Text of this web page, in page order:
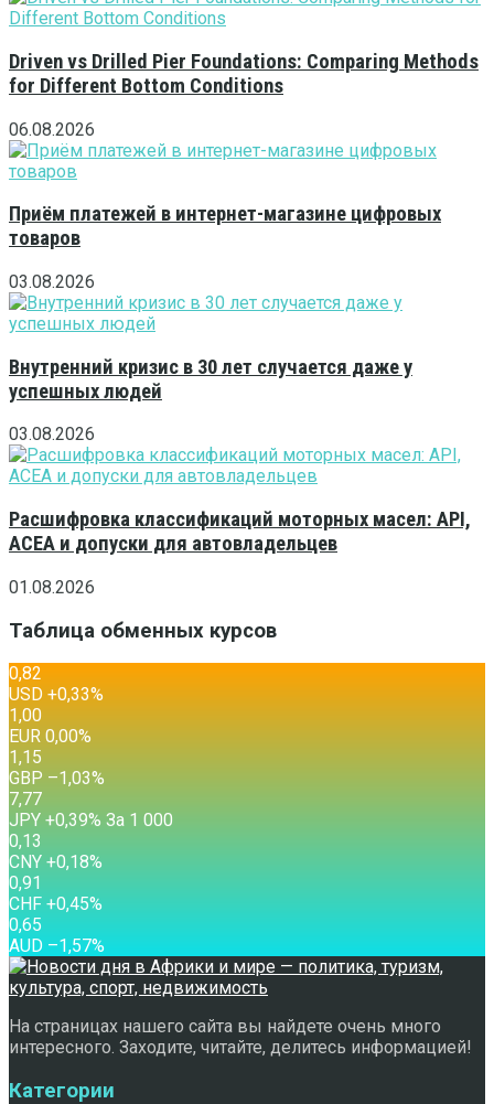
Driven vs Drilled Pier Foundations: Comparing Methods
for Different Bottom Conditions
06.08.2026
Приём платежей в интернет-магазине цифровых
товаров
03.08.2026
Внутренний кризис в 30 лет случается даже у
успешных людей
03.08.2026
Расшифровка классификаций моторных масел: API,
ACEA и допуски для автовладельцев
01.08.2026
Таблица обменных курсов
0,82
USD +0,33%
1,00
EUR 0,00%
1,15
GBP –1,03%
7,77
JPY +0,39% За 1 000
0,13
CNY +0,18%
0,91
CHF +0,45%
0,65
AUD –1,57%
На страницах нашего сайта вы найдете очень много
интересного. Заходите, читайте, делитесь информацией!
Категории